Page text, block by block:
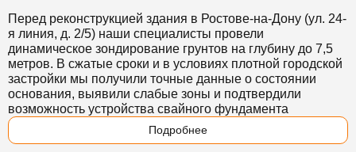
Перед реконструкцией здания в Ростове-на-Дону (ул. 24-
я линия, д. 2/5) наши специалисты провели
динамическое зондирование грунтов на глубину до 7,5
метров. В сжатые сроки и в условиях плотной городской
застройки мы получили точные данные о состоянии
основания, выявили слабые зоны и подтвердили
возможность устройства свайного фундамента
Подробнее